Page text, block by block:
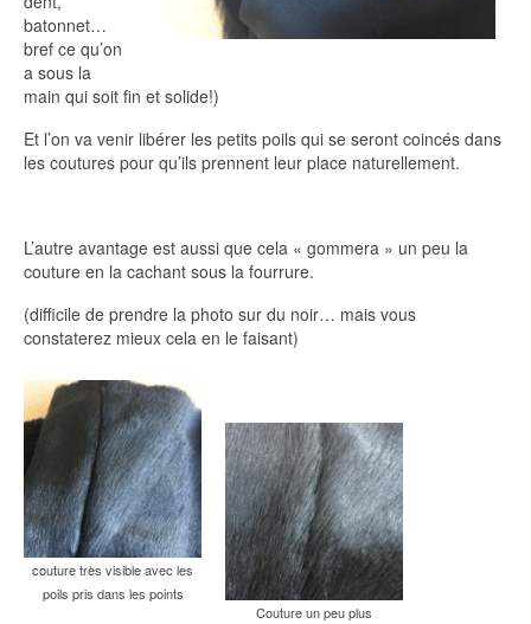
batonnet…
bref ce qu’on
a sous la
main qui soit fin et solide!)
Et l’on va venir libérer les petits poils qui se seront coincés dans
les coutures pour qu’ils prennent leur place naturellement.
L’autre avantage est aussi que cela « gommera » un peu la
couture en la cachant sous la fourrure.
(difficile de prendre la photo sur du noir… mais vous
constaterez mieux cela en le faisant)
couture très visible avec les
poils pris dans les points
Couture un peu plus